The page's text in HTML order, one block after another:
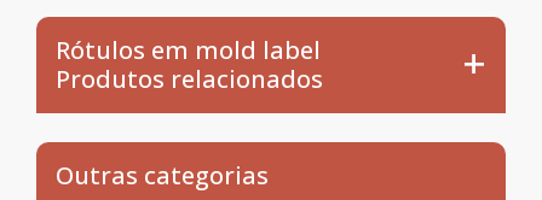
Rótulos em mold label
Produtos relacionados
Outras categorias